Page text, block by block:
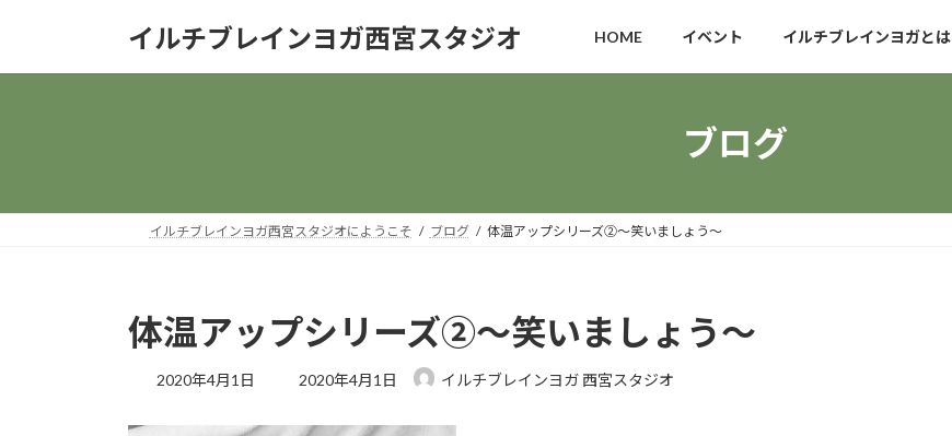
イルチブレインヨガ西宮スタジオ HOME イベント イルチブレインヨガとは
ブログ
イルチブレインヨガ西宮スタジオにようこそ ブログ 体温アップシリーズ②〜笑いましょう〜
体温アップシリーズ②〜笑いましょう〜
2020年4月1日
最
2020年4月1日 イルチブレインヨガ 西宮スタジオ